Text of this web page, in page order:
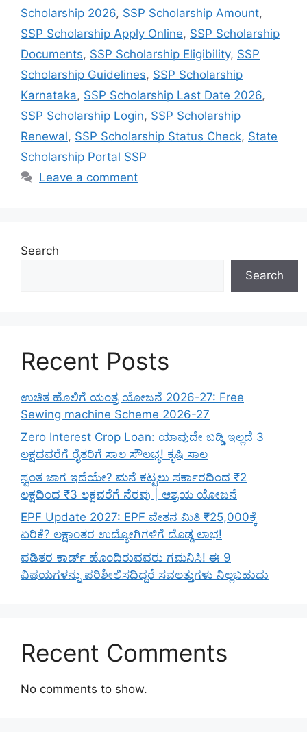
Scholarship 2026, SSP Scholarship Amount,
SSP Scholarship Apply Online, SSP Scholarship
Documents, SSP Scholarship Eligibility, SSP
Scholarship Guidelines, SSP Scholarship
Karnataka, SSP Scholarship Last Date 2026,
SSP Scholarship Login, SSP Scholarship
Renewal, SSP Scholarship Status Check, State
Scholarship Portal SSP
Leave a comment
Search
Search
Recent Posts
ಉಚಿತ ಹೊಲಿಗೆ ಯಂತ್ರ ಯೋಜನೆ 2026-27: Free
Sewing machine Scheme 2026-27
Zero Interest Crop Loan: ಯಾವುದೇ ಬಡ್ಡಿ ಇಲ್ಲದೆ 3
ಲಕ್ಷದವರೆಗೆ ರೈತರಿಗೆ ಸಾಲ ಸೌಲಭ್ಯ! ಕೃಷಿ ಸಾಲ
ಸ್ವಂತ ಜಾಗ ಇದೆಯೇ? ಮನೆ ಕಟ್ಟಲು ಸರ್ಕಾರದಿಂದ ₹2
ಲಕ್ಷದಿಂದ ₹3 ಲಕ್ಷವರೆಗೆ ನೆರವು | ಆಶ್ರಯ ಯೋಜನೆ
EPF Update 2027: EPF ವೇತನ ಮಿತಿ ₹25,000ಕ್ಕೆ
ಏರಿಕೆ? ಲಕ್ಷಾಂತರ ಉದ್ಯೋಗಿಗಳಿಗೆ ದೊಡ್ಡ ಲಾಭ!
ಪಡಿತರ ಕಾರ್ಡ್ ಹೊಂದಿರುವವರು ಗಮನಿಸಿ! ಈ 9
ವಿಷಯಗಳನ್ನು ಪರಿಶೀಲಿಸದಿದ್ದರೆ ಸವಲತ್ತುಗಳು ನಿಲ್ಲಬಹುದು
Recent Comments
No comments to show.